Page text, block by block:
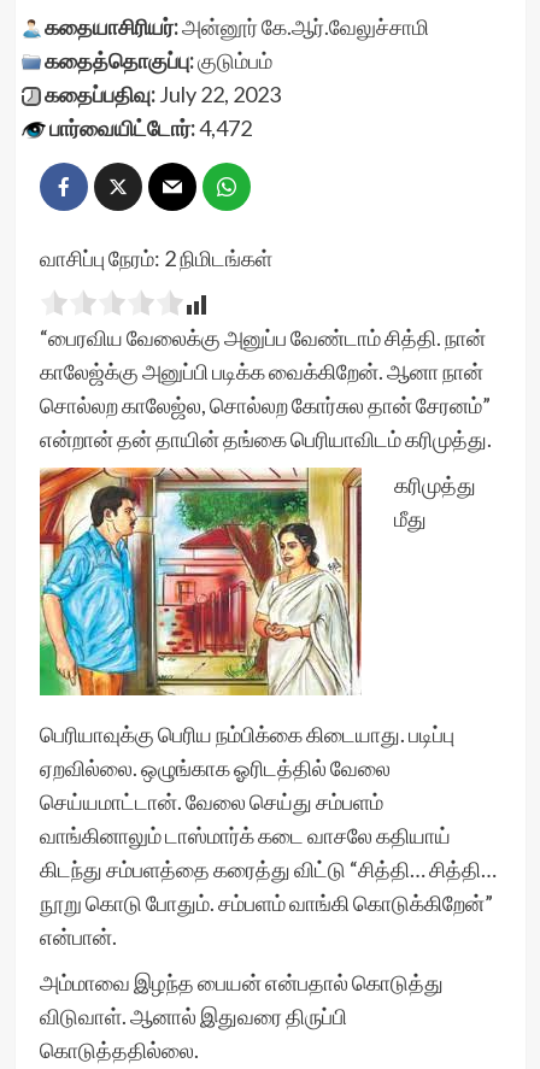
கதையாசிரியர்:அன்னூர் கே.ஆர்.வேலுச்சாமி
கதைத்தொகுப்பு:குடும்பம்
கதைப்பதிவு:July 22, 2023
பார்வையிட்டோர்:4,472
வாசிப்பு நேரம்: 2நிமிடங்கள்
“பைரவிய வேலைக்கு அனுப்ப வேண்டாம் சித்தி. நான்
காலேஜ்க்கு அனுப்பி படிக்க வைக்கிறேன். ஆனா நான்
சொல்லற காலேஜ்ல, சொல்லற கோர்சுல தான் சேரனம்”
என்றான் தன் தாயின் தங்கை பெரியாவிடம் கரிமுத்து.
கரிமுத்து
மீது
பெரியாவுக்கு பெரிய நம்பிக்கை கிடையாது. படிப்பு
ஏறவில்லை. ஒழுங்காக ஓரிடத்தில் வேலை
செய்யமாட்டான். வேலை செய்து சம்பளம்
வாங்கினாலும் டாஸ்மார்க் கடை வாசலே கதியாய்
கிடந்து சம்பளத்தை கரைத்து விட்டு “சித்தி… சித்தி…
நூறு கொடு போதும். சம்பளம் வாங்கி கொடுக்கிறேன்”
என்பான்.
அம்மாவை இழந்த பையன் என்பதால் கொடுத்து
விடுவாள். ஆனால் இதுவரை திருப்பி
கொடுத்ததில்லை.